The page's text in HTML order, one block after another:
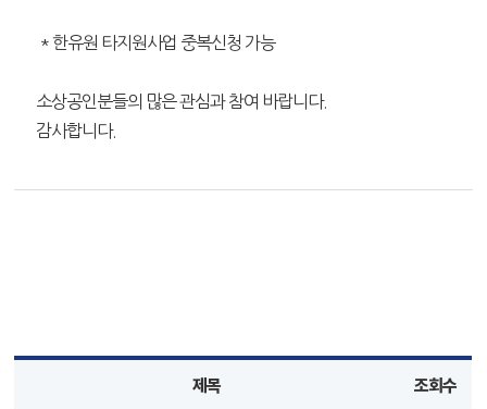
* 한유원 타지원사업 중복신청 가능
소상공인분들의 많은 관심과 참여 바랍니다.
감사합니다.
제목 조회수